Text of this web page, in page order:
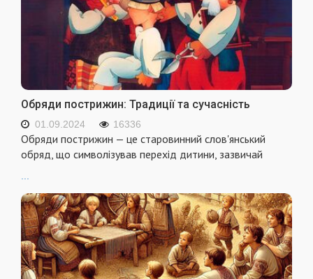
Обряди пострижин: Традиції та сучасність
01.09.2024 16336
Обряди пострижин — це старовинний слов'янський
обряд, що символізував перехід дитини, зазвичай